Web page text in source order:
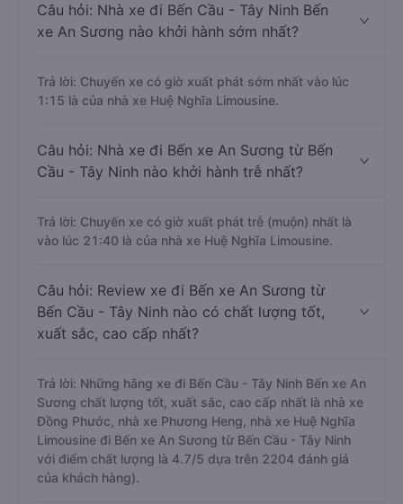
Câu hỏi: Nhà xe đi Bến Cầu - Tây Ninh Bến
xe An Sương nào khởi hành sớm nhất?
Trả lời: Chuyến xe có giờ xuất phát sớm nhất vào lúc
1:15 là của nhà xe Huệ Nghĩa Limousine.
Câu hỏi: Nhà xe đi Bến xe An Sương từ Bến
Cầu - Tây Ninh nào khởi hành trễ nhất?
Trả lời: Chuyến xe có giờ xuất phát trễ (muộn) nhất là
vào lúc 21:40 là của nhà xe Huệ Nghĩa Limousine.
Câu hỏi: Review xe đi Bến xe An Sương từ
Bến Cầu - Tây Ninh nào có chất lượng tốt,
xuất sắc, cao cấp nhất?
Trả lời: Những hãng xe đi Bến Cầu - Tây Ninh Bến xe An
Sương chất lượng tốt, xuất sắc, cao cấp nhất là nhà xe
Đồng Phước, nhà xe Phương Heng, nhà xe Huệ Nghĩa
Limousine đi Bến xe An Sương từ Bến Cầu - Tây Ninh
với điểm chất lượng là 4.7/5 dựa trên 2204 đánh giá
của khách hàng).